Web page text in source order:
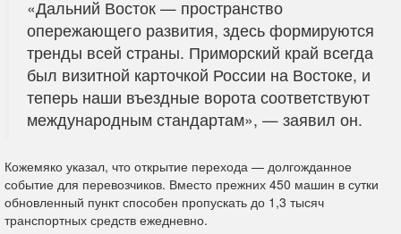
«Дальний Восток — пространство
опережающего развития, здесь формируются
тренды всей страны. Приморский край всегда
был визитной карточкой России на Востоке, и
теперь наши въездные ворота соответствуют
международным стандартам», — заявил он.
Кожемяко указал, что открытие перехода — долгожданное
событие для перевозчиков. Вместо прежних 450 машин в сутки
обновленный пункт способен пропускать до 1,3 тысяч
транспортных средств ежедневно.